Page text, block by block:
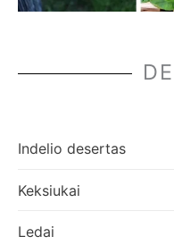
Indelio desertas
Keksiukai
Ledai